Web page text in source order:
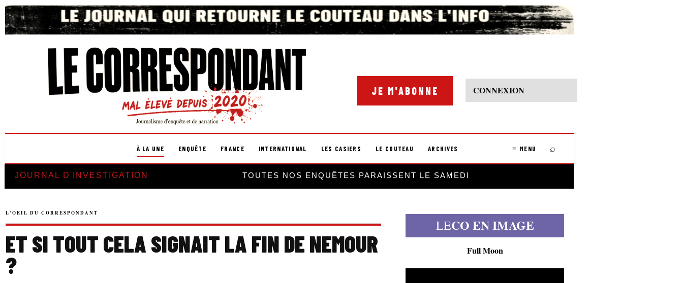
JE M'ABONNE CONNEXION
À LA UNE ENQUÊTE FRANCE INTERNATIONAL LES CASIERS LE COUTEAU ARCHIVES ≡ MENU ⌕
JOURNAL D'INVESTIGATION TOUTES NOS ENQUÊTES PARAISSENT LE SAMEDI
L'OEIL DU CORRESPONDANT
ET SI TOUT CELA SIGNAIT LA FIN DE NEMOUR
?
LECO EN IMAGE
Full Moon